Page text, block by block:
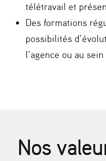
télétravail et
Des formations
possibilités
l’agence ou au
Nos